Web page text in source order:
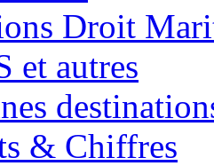
Droit
et autres
& Chiffres